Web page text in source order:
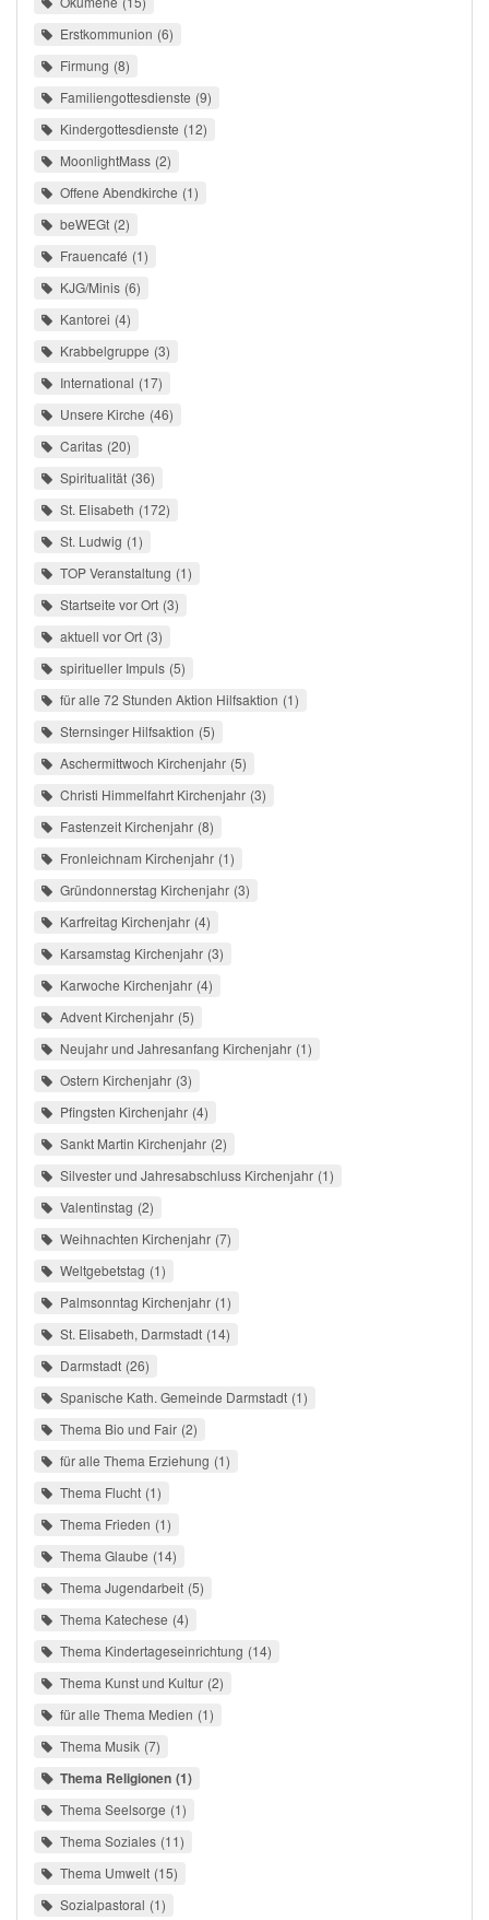
Erstkommunion 6
Firmung 8
Familiengottesdienste 9
Kindergottesdienste 12
MoonlightMass 2
Offene Abendkirche 1
beWEGt 2
Frauencafé 1
KJG/Minis 6
Kantorei 4
Krabbelgruppe 3
International 17
Unsere Kirche 46
Caritas 20
Spiritualität 36
St. Elisabeth 172
St. Ludwig 1
TOP Veranstaltung 1
Startseite vor Ort 3
aktuell vor Ort 3
spiritueller Impuls 5
für alle 72 Stunden Aktion Hilfsaktion 1
Sternsinger Hilfsaktion 5
Aschermittwoch Kirchenjahr 5
Christi Himmelfahrt Kirchenjahr 3
Fastenzeit Kirchenjahr 8
Fronleichnam Kirchenjahr 1
Gründonnerstag Kirchenjahr 3
Karfreitag Kirchenjahr 4
Karsamstag Kirchenjahr 3
Karwoche Kirchenjahr 4
Advent Kirchenjahr 5
Neujahr und Jahresanfang Kirchenjahr 1
Ostern Kirchenjahr 3
Pfingsten Kirchenjahr 4
Sankt Martin Kirchenjahr 2
Silvester und Jahresabschluss Kirchenjahr 1
Valentinstag 2
Weihnachten Kirchenjahr 7
Weltgebetstag 1
Palmsonntag Kirchenjahr 1
St. Elisabeth, Darmstadt 14
Darmstadt 26
Spanische Kath. Gemeinde Darmstadt 1
Thema Bio und Fair 2
für alle Thema Erziehung 1
Thema Flucht 1
Thema Frieden 1
Thema Glaube 14
Thema Jugendarbeit 5
Thema Katechese 4
Thema Kindertageseinrichtung 14
Thema Kunst und Kultur 2
für alle Thema Medien 1
Thema Musik 7
Thema Religionen 1
Thema Seelsorge 1
Thema Soziales 11
Thema Umwelt 15
Sozialpastoral 1